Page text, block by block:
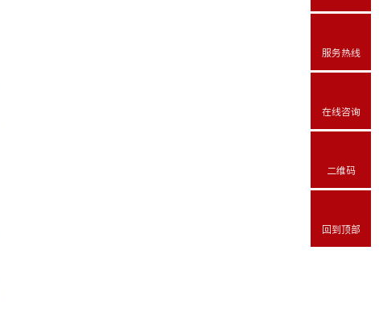
服务热线
在线咨询
二维码
回到顶部